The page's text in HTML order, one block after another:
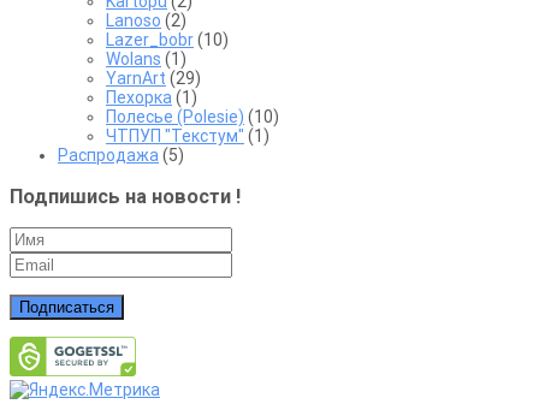
Lanoso (2)
Lazer_bobr(10)
Wolans (1)
YarnArt (29)
Пехорка (1)
Полесье (Polesie) (10)
ЧТПУП "Текстум" (1)
Распродажа (5)
Подпишись на новости !
Подписаться